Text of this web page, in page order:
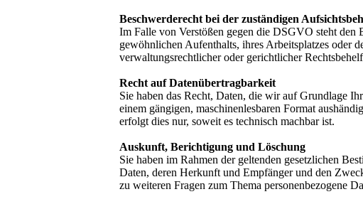
Beschwerderecht bei der zuständigen
Im Falle von Verstößen gegen die DSGVO steht den
gewöhnlichen Aufenthalts, ihres Arbeitsplatzes oder
verwaltungsrechtlicher oder gerichtlicher
Recht auf Datenübertragbarkeit
Sie haben das Recht, Daten, die wir auf Grundlage
einem gängigen, maschinenlesbaren Format
erfolgt dies nur, soweit es technisch machbar ist.
Auskunft, Berichtigung und Löschung
Sie haben im Rahmen der geltenden gesetzlichen
Daten, deren Herkunft und Empfänger und den
zu weiteren Fragen zum Thema personenbezogene